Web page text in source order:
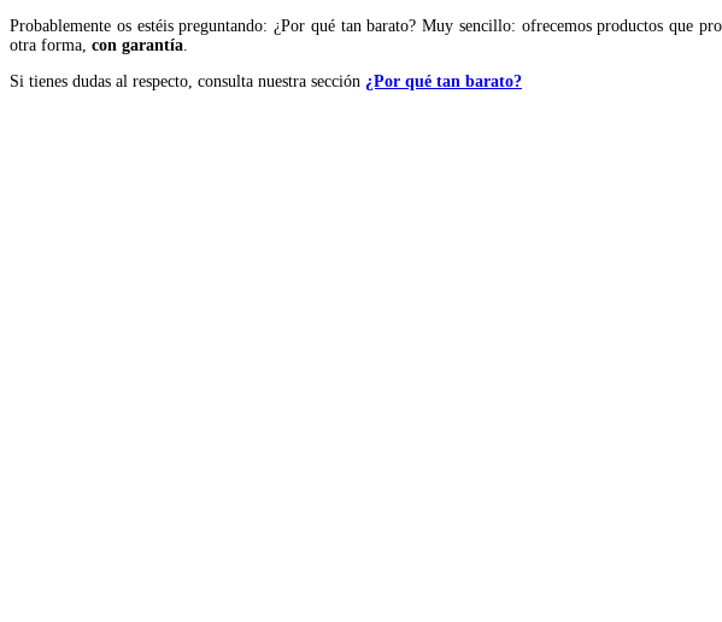
Probablemente os estéis preguntando: ¿Por qué tan barato? Muy sencillo: ofrecemos productos que
otra forma, con garantía
Si tienes dudas al respecto, consulta nuestra sección ¿Por qué tan barato?